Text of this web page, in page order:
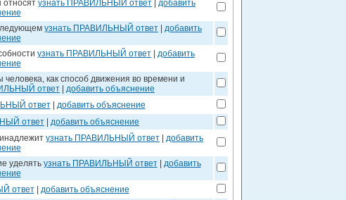
относят узнать ПРАВИЛЬНЫЙ ответ
добавить
узнать ПРАВИЛЬНЫЙ ответ
добавить
узнать ПРАВИЛЬНЫЙ ответ
добавить
человека, как способ движения во времени и
ответ
добавить объяснение
ответ| добавить объяснение
ответ добавить объяснение
узнать ПРАВИЛЬНЫЙ ответ
добавить
уделять узнать ПРАВИЛЬНЫЙ ответ| добавить
ответ| добавить объяснение